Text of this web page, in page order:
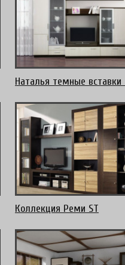
Наталья темные вставки
Коллекция Реми ST